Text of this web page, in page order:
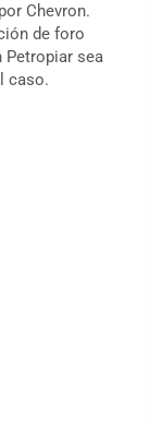
Chevron.
de foro
sea
caso.